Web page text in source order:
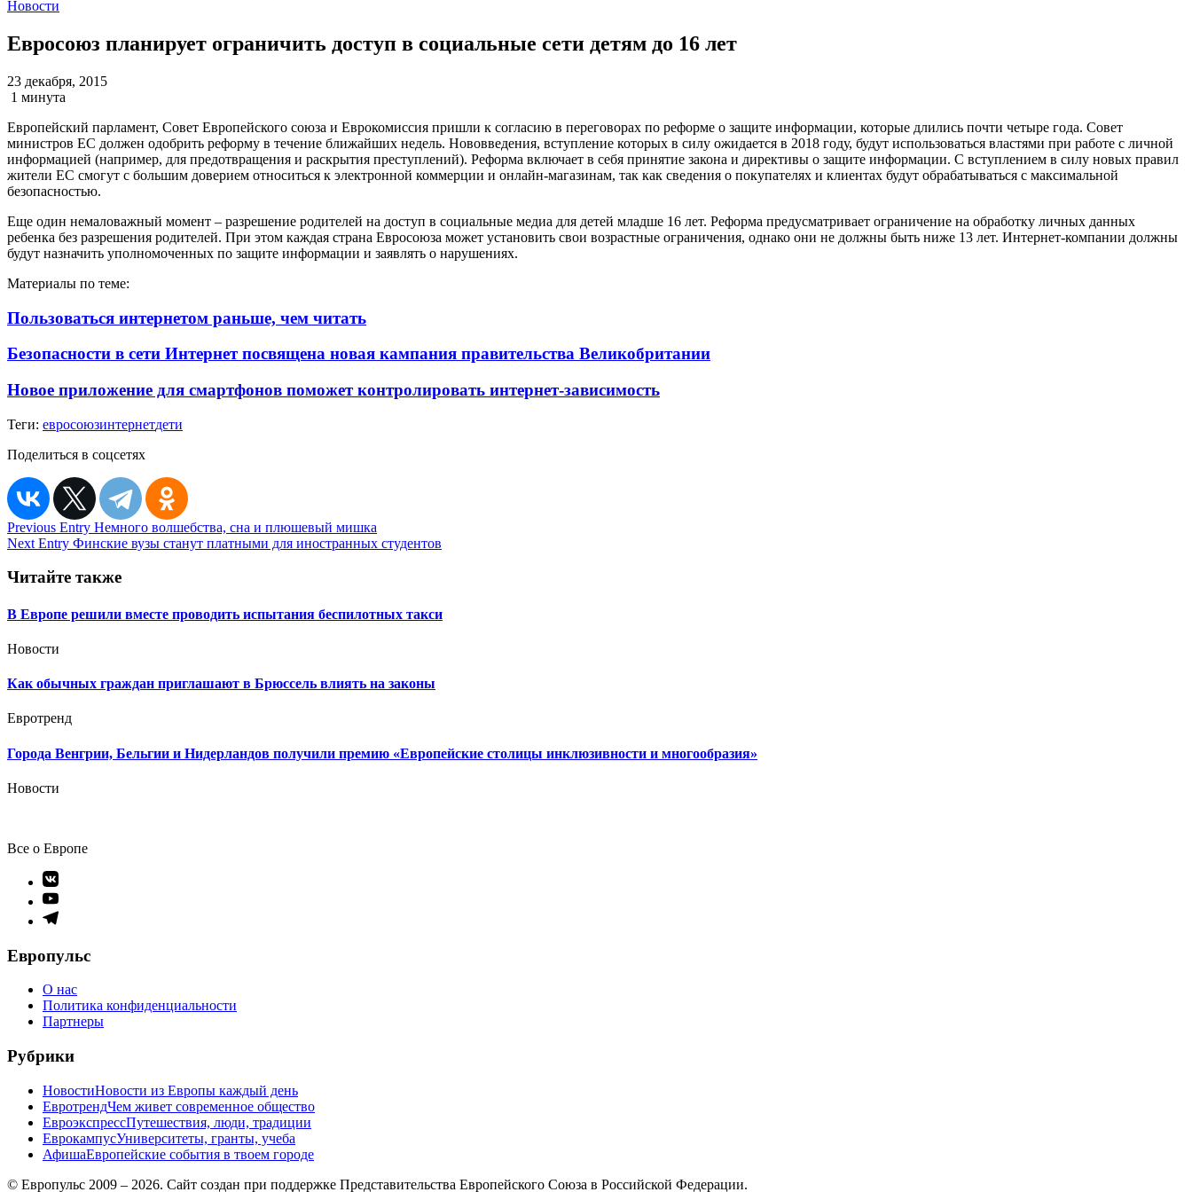
Новости
Евросоюз планирует ограничить доступ в социальные сети детям до 16 лет
23 декабря, 2015
1 минута
Европейский парламент, Совет Европейского союза и Еврокомиссия пришли к согласию в переговорах по реформе о защите информации, которые длились почти четыре года. Совет
министров ЕС должен одобрить реформу в течение ближайших недель. Нововведения, вступление которых в силу ожидается в 2018 году, будут использоваться властями при работе с личной
информацией (например, для предотвращения и раскрытия преступлений). Реформа включает в себя принятие закона и директивы о защите информации. С вступлением в силу новых правил
жители ЕС смогут с большим доверием относиться к электронной коммерции и онлайн-магазинам, так как сведения о покупателях и клиентах будут обрабатываться с максимальной
безопасностью.
Еще один немаловажный момент – разрешение родителей на доступ в социальные медиа для детей младше 16 лет. Реформа предусматривает ограничение на обработку личных данных
ребенка без разрешения родителей. При этом каждая страна Евросоюза может установить свои возрастные ограничения, однако они не должны быть ниже 13 лет. Интернет-компании должны
будут назначить уполномоченных по защите информации и заявлять о нарушениях.
Материалы по теме:
Пользоваться интернетом раньше, чем читать
Безопасности в сети Интернет посвящена новая кампания правительства Великобритании
Новое приложение для смартфонов поможет контролировать интернет-зависимость
Теги: евросоюзинтернетдети
Поделиться в соцсетях
Навигация
по
записям
Previous Entry Немного волшебства, сна и плюшевый мишка
Next Entry Финские вузы станут платными для иностранных студентов
Читайте также
В Европе решили вместе проводить испытания беспилотных такси
Новости
Как обычных граждан приглашают в Брюссель влиять на законы
Евротренд
Города Венгрии, Бельгии и Нидерландов получили премию «Европейские столицы инклюзивности и многообразия»
Новости
Все о Европе
Элемент
меню
Элемент
меню
Элемент
Европульс
О нас
Политика конфиденциальности
Партнеры
Рубрики
НовостиНовости из Европы каждый день
ЕвротрендЧем живет современное общество
ЕвроэкспрессПутешествия, люди, традиции
ЕврокампусУниверситеты, гранты, учеба
АфишаЕвропейские события в твоем городе
© Европульс 2009 – 2026. Сайт создан при поддержке Представительства Европейского Союза в Российской Федерации.